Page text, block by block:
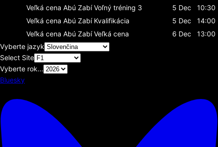
Veľká cena Abú Zabí Voľný tréning 3 5 Dec
10:30
Veľká cena Abú Zabí Kvalifikácia 5 Dec
14:00
Veľká cena Abú Zabí Veľká cena 6 Dec
13:00
Vyberte jazyk
Select Site
Vyberte rok...
Bluesky